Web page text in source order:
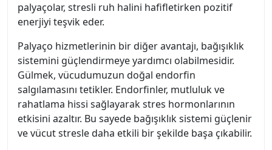
palyaçolar, stresli ruh halini hafifletirken pozitif
enerjiyi teşvik eder.
Palyaço hizmetlerinin bir diğer avantajı, bağışıklık
sistemini güçlendirmeye yardımcı olabilmesidir.
Gülmek, vücudumuzun doğal endorfin
salgılamasını tetikler. Endorfinler, mutluluk ve
rahatlama hissi sağlayarak stres hormonlarının
etkisini azaltır. Bu sayede bağışıklık sistemi güçlenir
ve vücut stresle daha etkili bir şekilde başa çıkabilir.